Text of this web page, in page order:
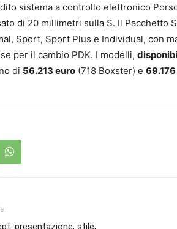
sistema a controllo elettronico
di 20 millimetri sulla S. Il Pacchetto
Sport, Sport Plus e Individual, con
per il cambio PDK. I modelli,
di 56.213 euro (718 Boxster) e
presentazione, stile,